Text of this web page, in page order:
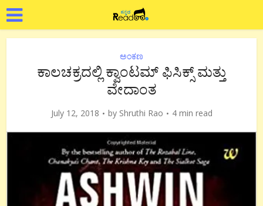
ಅಂಕಣ
ಕಾಲಚಕ್ರದಲ್ಲಿ ಕ್ವಾಂಟಮ್ ಫಿಸಿಕ್ಸ್ ಮತ್ತು
ವೇದಾಂತ
July 12, 2018 by Shruthi Rao 4 min read